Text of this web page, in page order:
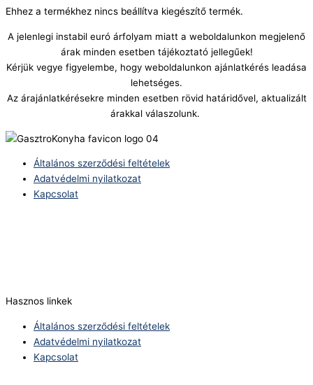
Ehhez a termékhez nincs beállítva kiegészítő termék.
A jelenlegi instabil euró árfolyam miatt a weboldalunkon megjelenő
árak minden esetben tájékoztató jellegűek!
Kérjük vegye figyelembe, hogy weboldalunkon ajánlatkérés leadása
lehetséges.
Az árajánlatkérésekre minden esetben rövid határidővel, aktualizált
árakkal válaszolunk.
Általános szerződési feltételek
Adatvédelmi nyilatkozat
Kapcsolat
Hasznos linkek
Általános szerződési feltételek
Adatvédelmi nyilatkozat
Kapcsolat